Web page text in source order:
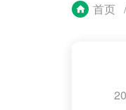
首页